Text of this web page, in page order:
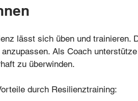
lässt sich üben und trainieren.
Als Coach
zu überwinden.
durch Resilienztraining: